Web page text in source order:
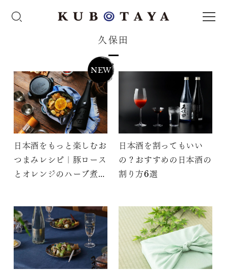
久保田
NEW
日本酒をもっと楽しむお
つまみレシピ｜豚ロース
とオレンジのハーブ煮込
日本酒を割ってもいい
の？おすすめの日本酒の
割り方6選